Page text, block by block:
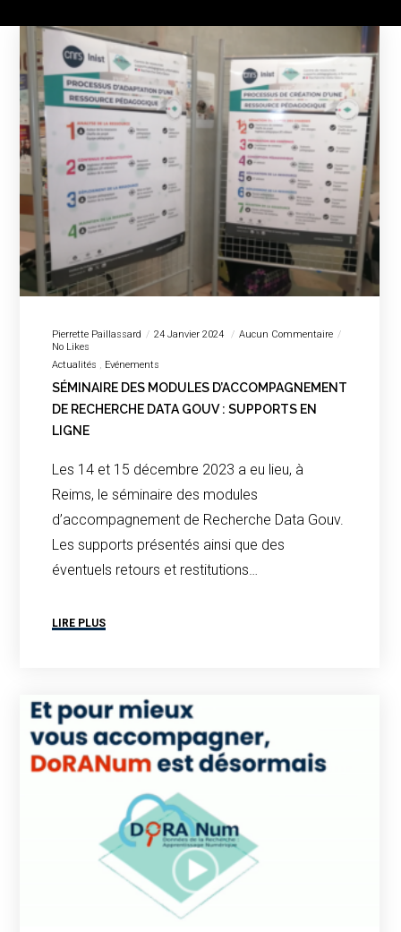
Pierrette Paillassard 24 Janvier 2024
Aucun Commentaire
No Likes
Actualités
Evénements
SÉMINAIRE DES MODULES D’ACCOMPAGNEMENT
DE RECHERCHE DATA GOUV : SUPPORTS EN
LIGNE
Les 14 et 15 décembre 2023 a eu lieu, à
Reims, le séminaire des modules
d’accompagnement de Recherche Data Gouv.
Les supports présentés ainsi que des
éventuels retours et restitutions…
LIRE PLUS